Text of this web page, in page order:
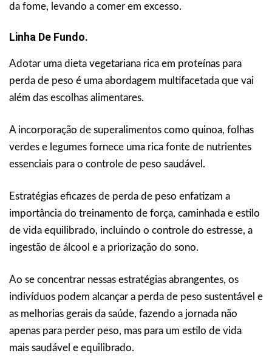
da fome, levando a comer em excesso.
Linha De Fundo.
Adotar uma dieta vegetariana rica em proteínas para
perda de peso é uma abordagem multifacetada que vai
além das escolhas alimentares.
A incorporação de superalimentos como quinoa, folhas
verdes e legumes fornece uma rica fonte de nutrientes
essenciais para o controle de peso saudável.
Estratégias eficazes de perda de peso enfatizam a
importância do treinamento de força, caminhada e estilo
de vida equilibrado, incluindo o controle do estresse, a
ingestão de álcool e a priorização do sono.
Ao se concentrar nessas estratégias abrangentes, os
indivíduos podem alcançar a perda de peso sustentável e
as melhorias gerais da saúde, fazendo a jornada não
apenas para perder peso, mas para um estilo de vida
mais saudável e equilibrado.